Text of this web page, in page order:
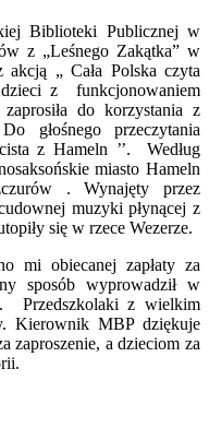
Biblioteki Publicznej w
z „Leśnego Zakątka” w
akcją „ Cała Polska czyta
dzieci z funkcjonowaniem
do korzystania z
głośnego przeczytania
z Hameln ’’. Według
miasto Hameln
. Wynajęty przez
muzyki płynącej z
się w rzece Wezerze.
mi obiecanej zapłaty za
sposób wyprowadził w
Przedszkolaki z wielkim
Kierownik MBP dziękuje
zaproszenie, a dzieciom za